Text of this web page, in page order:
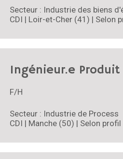
Secteur : Industrie des biens
CDI | Loir-et-Cher (41) | Selon
Ingénieur.e Produit
F/H
Secteur : Industrie de Process
CDI | Manche (50) | Selon profil